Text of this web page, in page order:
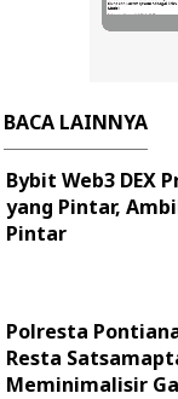
BACA LAINNYA
Bybit Web3 DEX
yang Pintar,
Pintar
Polresta
Resta
Meminimalisir